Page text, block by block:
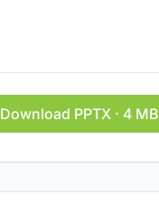
Download PPTX · 4 MB